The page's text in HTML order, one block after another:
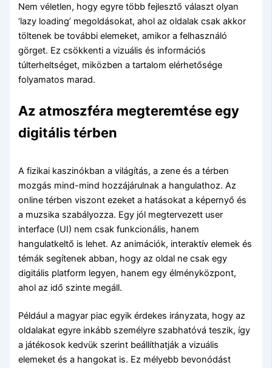
Nem véletlen, hogy egyre több fejlesztő választ olyan
‘lazy loading’ megoldásokat, ahol az oldalak csak akkor
töltenek be további elemeket, amikor a felhasználó
görget. Ez csökkenti a vizuális és információs
túlterheltséget, miközben a tartalom elérhetősége
folyamatos marad.
Az atmoszféra megteremtése egy
digitális térben
A fizikai kaszinókban a világítás, a zene és a térben
mozgás mind-mind hozzájárulnak a hangulathoz. Az
online térben viszont ezeket a hatásokat a képernyő és
a muzsika szabályozza. Egy jól megtervezett user
interface (UI) nem csak funkcionális, hanem
hangulatkeltő is lehet. Az animációk, interaktív elemek és
témák segítenek abban, hogy az oldal ne csak egy
digitális platform legyen, hanem egy élményközpont,
ahol az idő szinte megáll.
Például a magyar piac egyik érdekes irányzata, hogy az
oldalakat egyre inkább személyre szabhatóvá teszik, így
a játékosok kedvük szerint beállíthatják a vizuális
elemeket és a hangokat is. Ez mélyebb bevonódást